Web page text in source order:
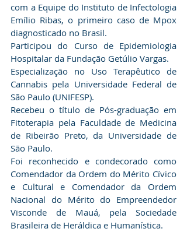
com a Equipe do Instituto de Infectologia
Emílio Ribas, o primeiro caso de Mpox
diagnosticado no Brasil.
Participou do Curso de Epidemiologia
Hospitalar da Fundação Getúlio Vargas.
Especialização no Uso Terapêutico de
Cannabis pela Universidade Federal de
São Paulo (UNIFESP).
Recebeu o título de Pós-graduação em
Fitoterapia pela Faculdade de Medicina
de Ribeirão Preto, da Universidade de
São Paulo.
Foi reconhecido e condecorado como
Comendador da Ordem do Mérito Cívico
e Cultural e Comendador da Ordem
Nacional do Mérito do Empreendedor
Visconde de Mauá, pela Sociedade
Brasileira de Heráldica e Humanística.